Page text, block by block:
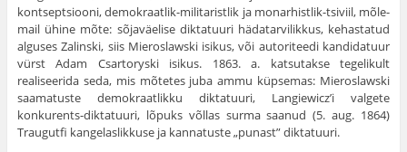
kontseptsiooni, demokraatlik-militaristlik ja monarhistlik-tsiviil, mõle­
mail ühine mõte: sõjaväelise diktatuuri hädatarvilikkus, kehastatud
alguses Zalinski, siis Mieroslawski isikus, või autoriteedi kandidatuur
vürst Adam Csartoryski isikus. 1863. a. katsutakse tegelikult
realiseerida seda, mis mõtetes juba ammu küpsemas: Mieroslawski
saamatuste demokraatlikku diktatuuri, Langiewicz’i valgete
konkurents-diktatuuri, lõpuks võllas surma saanud (5. aug. 1864)
Traugutfi kangelaslikkuse ja kannatuste „punast” diktatuuri.